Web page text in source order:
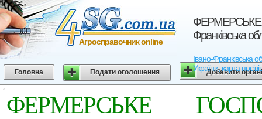
ФЕРМЕРСЬКЕ
Франківська
Івано-
України, карта
Агросправочник online
Головна Подати оголошення Добавити
ФЕРМЕРСЬКЕ